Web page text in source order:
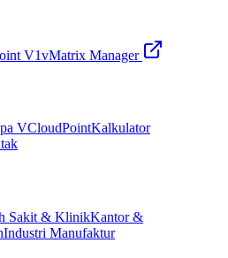
V1vMatrix Manager
VCloudPointKalkulator
Sakit & KlinikKantor &
Industri Manufaktur